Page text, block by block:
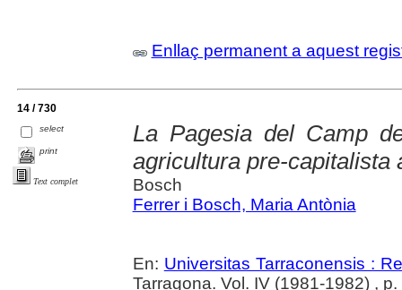
Enllaç permanent a aquest
14 / 730
select
print
Text complet
La Pagesia del Camp
agricultura pre-capitalista
Bosch
Ferrer i Bosch, Maria Antònia
En: Universitas Tarraconensis :
Tarragona. Vol. IV (1981-1982) ,